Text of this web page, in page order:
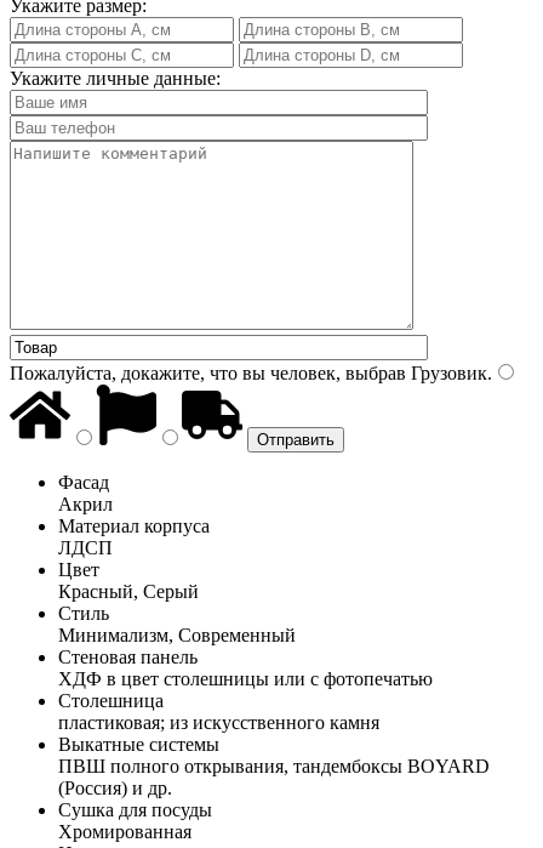
Укажите размер:
Укажите личные данные:
Пожалуйста, докажите, что вы человек, выбрав Грузовик.
Фасад
Акрил
Материал корпуса
ЛДСП
Цвет
Красный, Серый
Стиль
Минимализм, Современный
Стеновая панель
ХДФ в цвет столешницы или с фотопечатью
Столешница
пластиковая; из искусственного камня
Выкатные системы
ПВШ полного открывания, тандембоксы BOYARD
(Россия) и др.
Сушка для посуды
Хромированная